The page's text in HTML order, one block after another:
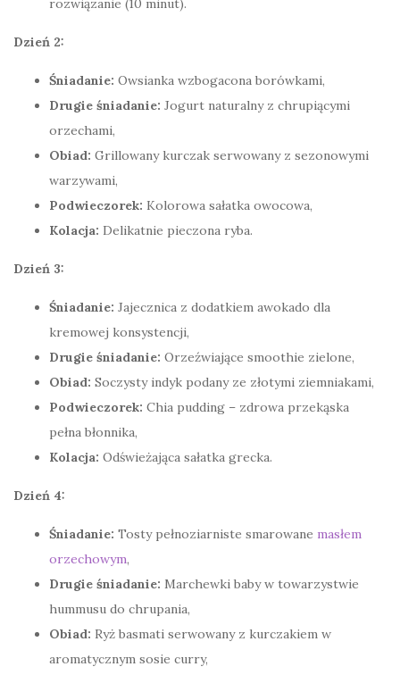
rozwiązanie (10 minut).
Dzień 2:
Śniadanie: Owsianka wzbogacona borówkami,
Drugie śniadanie: Jogurt naturalny z chrupiącymi
orzechami,
Obiad: Grillowany kurczak serwowany z sezonowymi
warzywami,
Podwieczorek: Kolorowa sałatka owocowa,
Kolacja: Delikatnie pieczona ryba.
Dzień 3:
Śniadanie: Jajecznica z dodatkiem awokado dla
kremowej konsystencji,
Drugie śniadanie: Orzeźwiające smoothie zielone,
Obiad: Soczysty indyk podany ze złotymi ziemniakami,
Podwieczorek: Chia pudding – zdrowa przekąska
pełna błonnika,
Kolacja: Odświeżająca sałatka grecka.
Dzień 4:
Śniadanie: Tosty pełnoziarniste smarowane masłem
orzechowym,
Drugie śniadanie: Marchewki baby w towarzystwie
hummusu do chrupania,
Obiad: Ryż basmati serwowany z kurczakiem w
aromatycznym sosie curry,